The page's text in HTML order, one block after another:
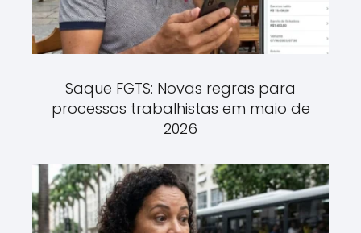
Saque FGTS: Novas regras para
processos trabalhistas em maio de
2026